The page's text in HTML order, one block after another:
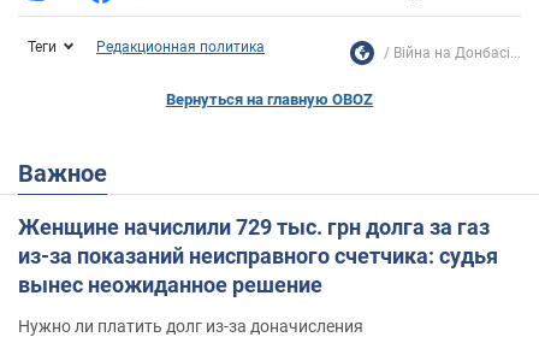
Теги Редакционная политика Війна на Донбасі...
Вернуться на главную OBOZ
Важное
Женщине начислили 729 тыс. грн долга за газ
из-за показаний неисправного счетчика: судья
вынес неожиданное решение
Нужно ли платить долг из-за доначисления